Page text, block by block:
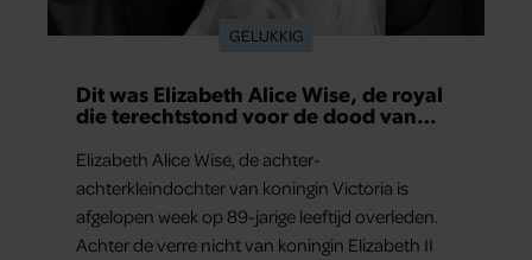
GELUKKIG
Dit was Elizabeth Alice Wise, de royal
die terechtstond voor de dood van
Elizabeth Alice Wise, de achter-
achterkleindochter van koningin Victoria is
afgelopen week op 89-jarige leeftijd overleden.
Achter de verre nicht van koningin Elizabeth II